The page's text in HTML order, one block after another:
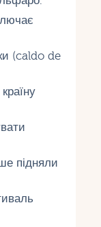
(caldo de
підняли